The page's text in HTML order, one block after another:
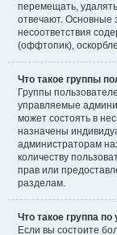
перемещать,
отвечают. Основные
несоответствия
(оффтопик),
Что такое группы
Группы
управляемые
может состоять в
назначены
администраторам
количеству
прав или
разделам.
Что такое группа
Если вы состоите